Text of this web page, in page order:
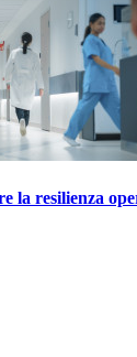
la resilienza